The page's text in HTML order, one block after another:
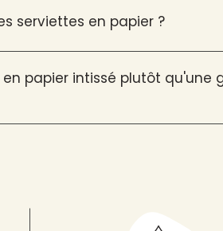
serviettes en papier ?
papier intissé plutôt qu'une